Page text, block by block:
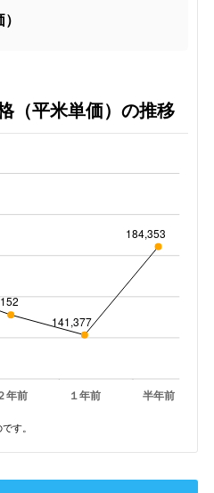
（平米単価）の推移
年前 １年前 半年前
141,377
184,353
す。